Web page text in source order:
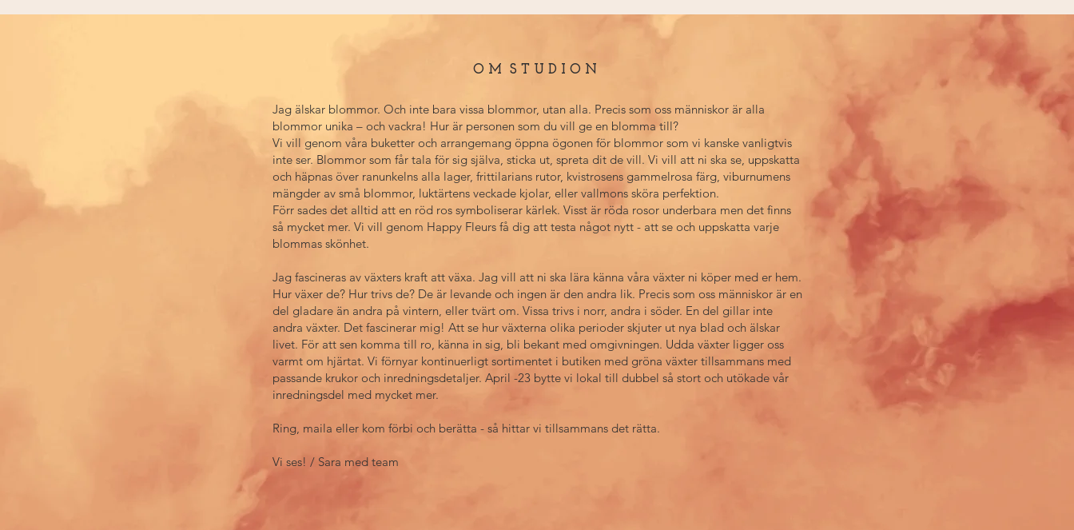
O M S T U D I O N
​Jag älskar blommor. Och inte bara vissa blommor, utan alla. Precis som oss människor är alla
blommor unika – och vackra! Hur är personen som du vill ge en blomma till?
Vi vill genom våra buketter och arrangemang öppna ögonen för blommor som vi kanske vanligtvis
inte ser. Blommor som får tala för sig själva, sticka ut, spreta dit de vill. Vi vill att ni ska se, uppskatta
och häpnas över ranunkelns alla lager, frittilarians rutor, kvistrosens gammelrosa färg, viburnumens
mängder av små blommor, luktärtens veckade kjolar, eller vallmons sköra perfektion.
Förr sades det alltid att en röd ros symboliserar kärlek. Visst är röda rosor underbara men det finns
så mycket mer. Vi vill genom Happy Fleurs få dig att testa något nytt - att se och uppskatta varje
blommas skönhet.
Jag fascineras av växters kraft att växa. Jag vill att ni ska lära känna våra växter ni köper med er hem.
Hur växer de? Hur trivs de? De är levande och ingen är den andra lik. Precis som oss människor är en
del gladare än andra på vintern, eller tvärt om. Vissa trivs i norr, andra i söder. En del gillar inte
andra växter. Det fascinerar mig! Att se hur växterna olika perioder skjuter ut nya blad och älskar
livet. För att sen komma till ro, känna in sig, bli bekant med omgivningen. Udda växter ligger oss
varmt om hjärtat. Vi förnyar kontinuerligt sortimentet i butiken med gröna växter tillsammans med
passande krukor och inredningsdetaljer. April -23 bytte vi lokal till dubbel så stort och utökade vår
inredningsdel med mycket mer.
Ring, maila eller kom förbi och berätta - så hittar vi tillsammans det rätta.
Vi ses! / Sara med team